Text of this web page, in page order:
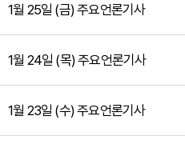
1월 25일 (금) 주요언론기사
1월 24일 (목) 주요언론기사
1월 23일 (수) 주요언론기사